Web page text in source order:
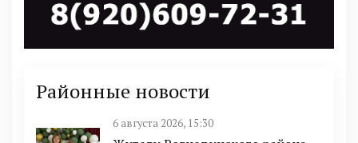
Районные новости
6 августа 2026, 15:30